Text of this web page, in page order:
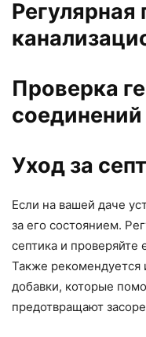
Регулярная
Проверка
соединений
Уход за
Если на вашей даче
за его состоянием.
септика и
Также рекомендуется
добавки, которые
предотвращают